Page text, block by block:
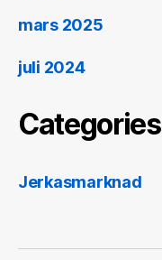
mars 2025
juli 2024
Categories
Jerkasmarknad